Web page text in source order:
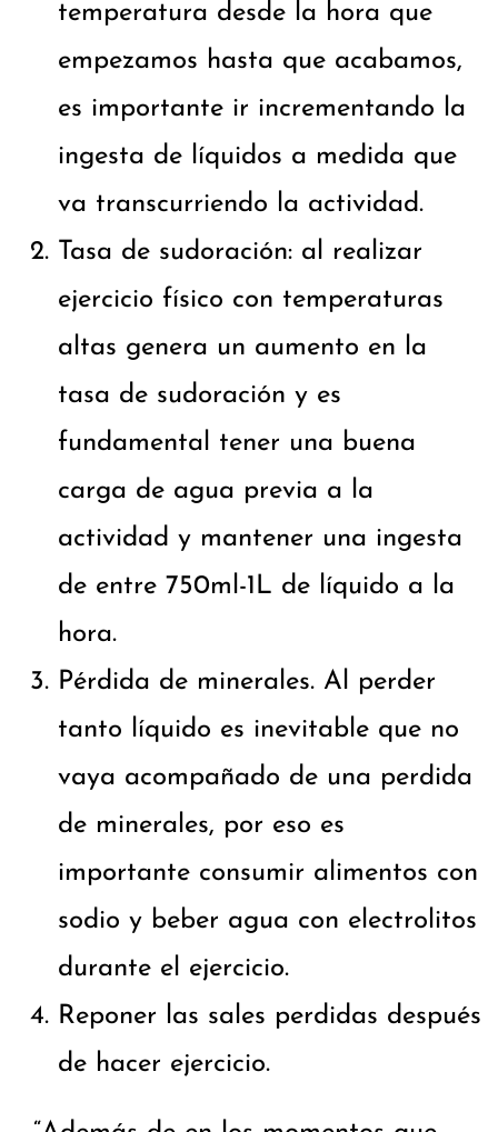
temperatura desde la hora que
empezamos hasta que acabamos,
es importante ir incrementando la
ingesta de líquidos a medida que
va transcurriendo la actividad.
Tasa de sudoración: al realizar
ejercicio físico con temperaturas
altas genera un aumento en la
tasa de sudoración y es
fundamental tener una buena
carga de agua previa a la
actividad y mantener una ingesta
de entre 750ml-1L de líquido a la
hora.
Pérdida de minerales. Al perder
tanto líquido es inevitable que no
vaya acompañado de una perdida
de minerales, por eso es
importante consumir alimentos con
sodio y beber agua con electrolitos
durante el ejercicio.
Reponer las sales perdidas después
de hacer ejercicio.